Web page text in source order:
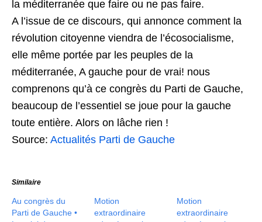
la méditerranée que faire ou ne pas faire.
A l’issue de ce discours, qui annonce comment la
révolution citoyenne viendra de l’écosocialisme,
elle même portée par les peuples de la
méditerranée, A gauche pour de vrai! nous
comprenons qu’à ce congrès du Parti de Gauche,
beaucoup de l’essentiel se joue pour la gauche
toute entière. Alors on lâche rien !
Source: Actualités Parti de Gauche
Similaire
Au congrès du
Parti de Gauche •
Motion
extraordinaire
Motion
extraordinaire